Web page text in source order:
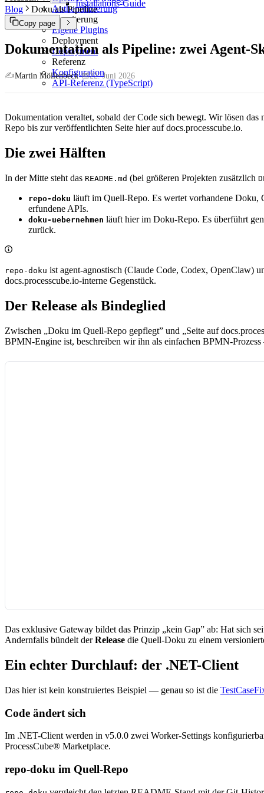
Authentifizierung
Erweiterung
Eigene Plugins
Deployment
Deployment
Referenz
Konfiguration
API-Referenz (TypeScript)
Installations-Guide
Blog Doku als Pipeline
Copy page
Dokumentation als Pipeline: zwei Agent-
✍️Martin Möllenbeck·📅22. Juni 2026
Dokumentation veraltet, sobald der Code sich bewegt. Wir lösen
Repo bis zur veröffentlichten Seite hier auf docs.processcube.io.
Die zwei Hälften
In der Mitte steht das README.md (bei größeren Projekten zusätzlich
repo-doku läuft im Quell-Repo. Es wertet vorhandene
erfundene APIs.
doku-uebernehmen läuft hier im Doku-Repo. Es überführt
zurück.
repo-doku ist agent-agnostisch (Claude Code, Codex, OpenClaw)
docs.processcube.io-interne Gegenstück.
Der Release als Bindeglied
Zwischen „Doku im Quell-Repo gepflegt” und „Seite auf
BPMN-Engine ist, beschreiben wir ihn als einfachen BPMN-
Das exklusive Gateway bildet das Prinzip „kein Gap” ab: Hat sich
Andernfalls bündelt derRelease die Quell-Doku zu einem
Ein echter Durchlauf: der .NET-Client
Das hier ist kein konstruiertes Beispiel — genau so ist die
Code ändert sich
Im .NET-Client werden in v5.0.0 zwei Worker-Settings
ProcessCube® Marketplace.
repo-doku im Quell-Repo